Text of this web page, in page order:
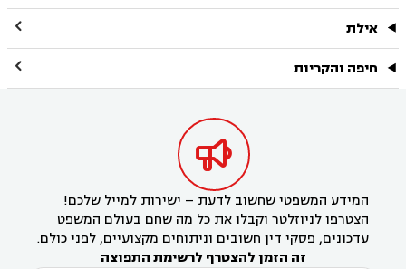
אילת 
חיפה והקריות 

המידע המשפטי שחשוב לדעת – ישירות למייל שלכם!
הצטרפו לניוזלטר וקבלו את כל מה שחם בעולם המשפט
עדכונים, פסקי דין חשובים וניתוחים מקצועיים, לפני כולם.
זה הזמן להצטרף לרשימת התפוצה